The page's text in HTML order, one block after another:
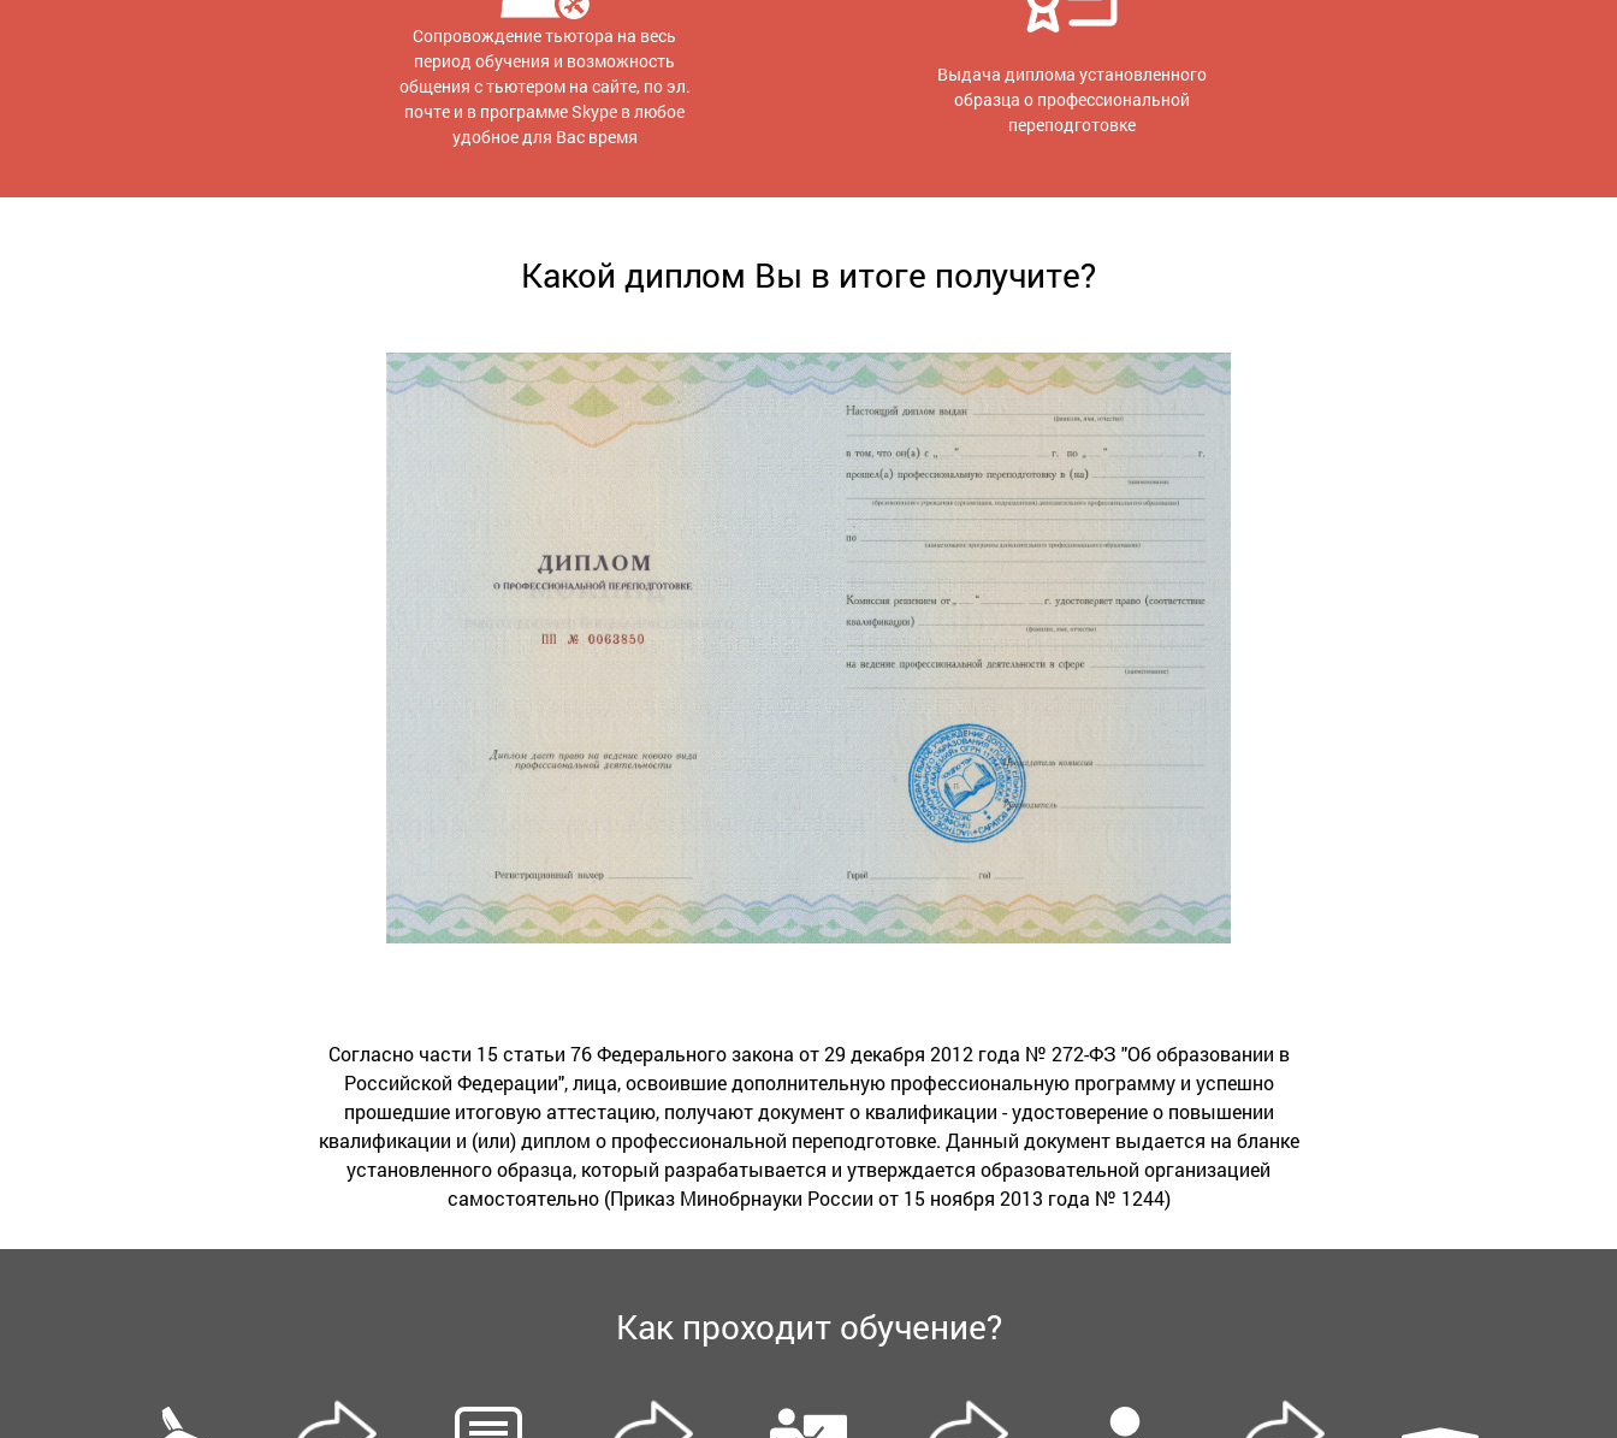
Сопровождение тьютора на весь
период обучения и возможность
общения с тьютером на сайте, по эл.
почте и в программе Skype в любое
удобное для Вас время
Выдача диплома установленного
образца о профессиональной
переподготовке
Какой диплом Вы в итоге получите?
Согласно части 15 статьи 76 Федерального закона от 29 декабря 2012 года № 272-ФЗ "Об образовании в
Российской Федерации", лица, освоившие дополнительную профессиональную программу и успешно
прошедшие итоговую аттестацию, получают документ о квалификации - удостоверение о повышении
квалификации и (или) диплом о профессиональной переподготовке. Данный документ выдается на бланке
установленного образца, который разрабатывается и утверждается образовательной организацией
самостоятельно (Приказ Минобрнауки России от 15 ноября 2013 года № 1244)
Как проходит обучение?